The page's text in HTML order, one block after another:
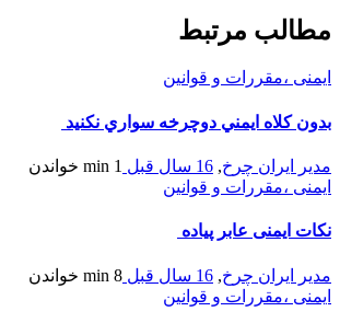
مطالب مرتبط
ایمنی ،مقررات و قوانین
بدون کلاه ايمني دوچرخه سواري نکنيد
مدیر ایران چرخ, 16 سال قبل 1 min
خواندن
ایمنی ،مقررات و قوانین
نکات ایمنی عابر پیاده
مدیر ایران چرخ, 16 سال قبل 8 min
خواندن
ایمنی ،مقررات و قوانین